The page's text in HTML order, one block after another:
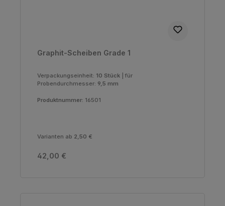
Graphit-Scheiben Grade 1
Verpackungseinheit: 10 Stück
Probendurchmesser: 9,5 mm
Produktnummer: 16501
Varianten ab 2,50 €
Regulärer Preis:
42,00 €